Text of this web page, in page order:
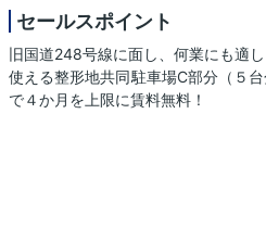
セールスポイント
旧国道248号線に面し、何業にも適
使える整形地共同駐車場C部分（５
で４か月を上限に賃料無料！